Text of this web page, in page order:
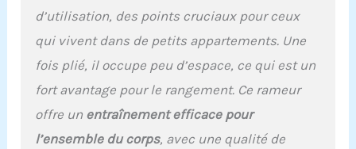
d'écrous chromés qui
créent une surface polie
qui correspond à sa
construction en bois
[Assemblage
sophistiqué] Le rameur
est décoré de vis et
d'écrous chromés qui
d’utilisation, des points cruciaux pour ceux
qui vivent dans de petits appartements. Une
fois plié, il occupe peu d’espace, ce qui est un
fort avantage pour le rangement. Ce rameur
offre un entraînement efficace pour
l’ensemble du corps, avec une qualité de